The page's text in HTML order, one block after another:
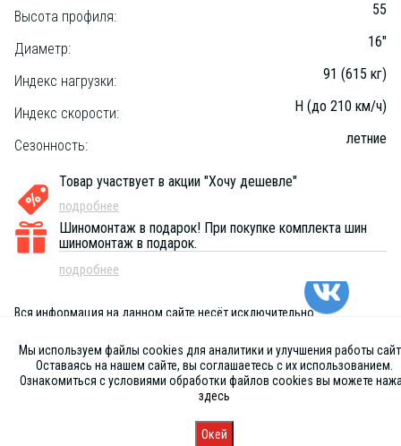
Высота профиля: 55
Диаметр: 16"
Индекс нагрузки: 91 (615 кг)
Индекс скорости: H (до 210 км/ч)
Сезонность: летние
Товар участвует в акции "Хочу дешевле"
подробнее
Шиномонтаж в подарок! При покупке комплекта шин
шиномонтаж в подарок.
подробнее
Вся информация на данном сайте несёт исключительно
публичной офертой, определяемой положениями Статьи 437 (2) ГК
РФ
Мы используем файлы cookies для аналитики и улучшения работы
Оставаясь на нашем сайте, вы соглашаетесь с их использованием.
Ознакомиться с условиями обработки файлов cookies вы можете
здесь
Окей